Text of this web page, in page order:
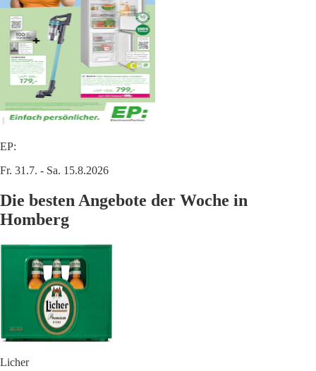
EP:
Fr. 31.7. - Sa. 15.8.2026
Die besten Angebote der Woche in
Homberg
Licher